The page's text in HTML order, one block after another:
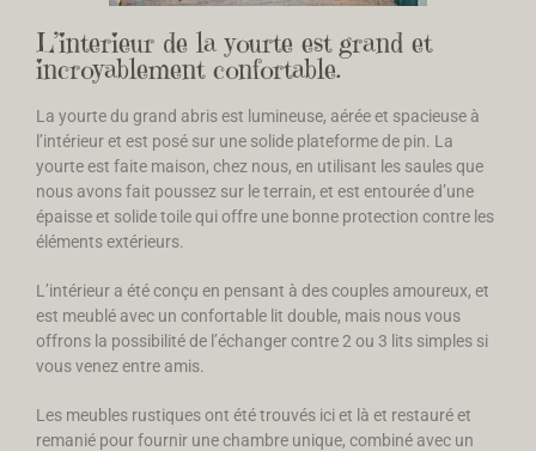
L’interieur de la yourte est grand et
incroyablement confortable.
La yourte du grand abris est lumineuse, aérée et spacieuse à
l’intérieur et est posé sur une solide plateforme de pin. La
yourte est faite maison, chez nous, en utilisant les saules que
nous avons fait poussez sur le terrain, et est entourée d’une
épaisse et solide toile qui offre une bonne protection contre les
éléments extérieurs.
L’intérieur a été conçu en pensant à des couples amoureux, et
est meublé avec un confortable lit double, mais nous vous
offrons la possibilité de l’échanger contre 2 ou 3 lits simples si
vous venez entre amis.
Les meubles rustiques ont été trouvés ici et là et restauré et
remanié pour fournir une chambre unique, combiné avec un